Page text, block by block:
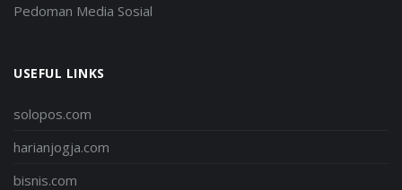
Pedoman Media Sosial
USEFUL LINKS
solopos.com
harianjogja.com
bisnis.com